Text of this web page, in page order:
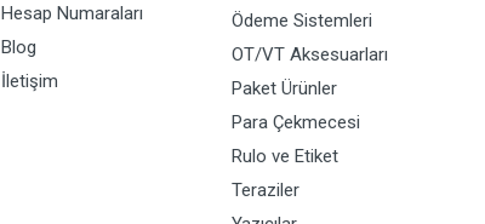
Hesap Numaraları
Blog
İletişim
Ödeme Sistemleri
OT/VT Aksesuarları
Paket Ürünler
Para Çekmecesi
Rulo ve Etiket
Teraziler